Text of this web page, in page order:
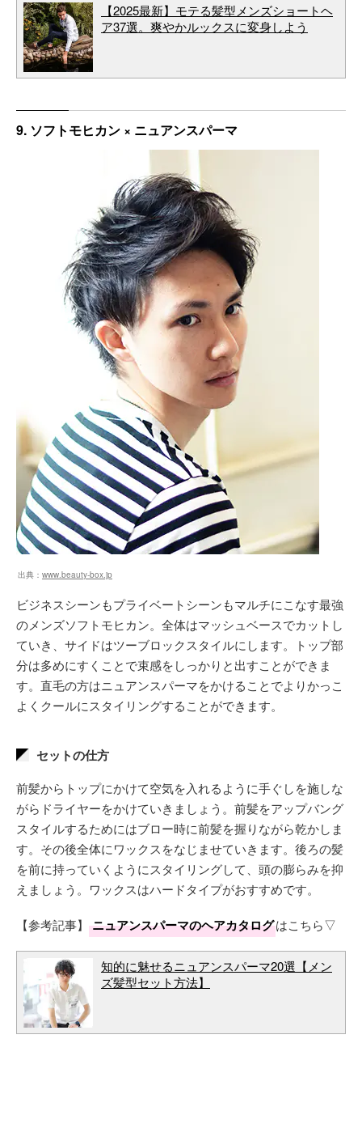
【2025最新】モテる髪型メンズショートヘ
ア37選。爽やかルックスに変身しよう
9. ソフトモヒカン × ニュアンスパーマ
出典： www.beauty-box.jp
ビジネスシーンもプライベートシーンもマルチにこなす最強
のメンズソフトモヒカン。全体はマッシュベースでカットし
ていき、サイドはツーブロックスタイルにします。トップ部
分は多めにすくことで束感をしっかりと出すことができま
す。直毛の方はニュアンスパーマをかけることでよりかっこ
よくクールにスタイリングすることができます。
セットの仕方
前髪からトップにかけて空気を入れるように手ぐしを施しな
がらドライヤーをかけていきましょう。前髪をアップバング
スタイルするためにはブロー時に前髪を握りながら乾かしま
す。その後全体にワックスをなじませていきます。後ろの髪
を前に持っていくようにスタイリングして、頭の膨らみを抑
えましょう。ワックスはハードタイプがおすすめです。
【参考記事】 ニュアンスパーマのヘアカタログはこちら▽
知的に魅せるニュアンスパーマ20選【メン
ズ髪型セット方法】